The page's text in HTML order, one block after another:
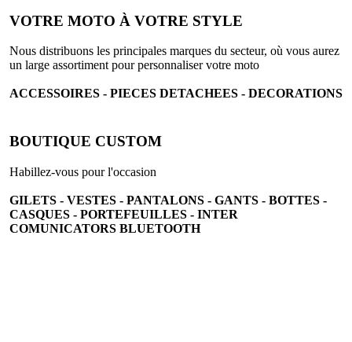
VOTRE MOTO À VOTRE STYLE
Nous distribuons les principales marques du secteur, où vous aurez
un large assortiment pour personnaliser votre moto
ACCESSOIRES - PIECES DETACHEES - DECORATIONS
BOUTIQUE CUSTOM
Habillez-vous pour l'occasion
GILETS - VESTES - PANTALONS - GANTS - BOTTES -
CASQUES - PORTEFEUILLES - INTER
COMUNICATORS BLUETOOTH